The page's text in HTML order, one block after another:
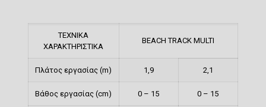
ΤΕΧΝΙΚΑ
ΧΑΡΑΚΤΗΡΙΣΤΙΚΑ
BEACH TRACK MULTI
Πλάτος εργασίας (m) 1,9 2,1
Βάθος εργασίας (cm) 0 – 15 0 – 15